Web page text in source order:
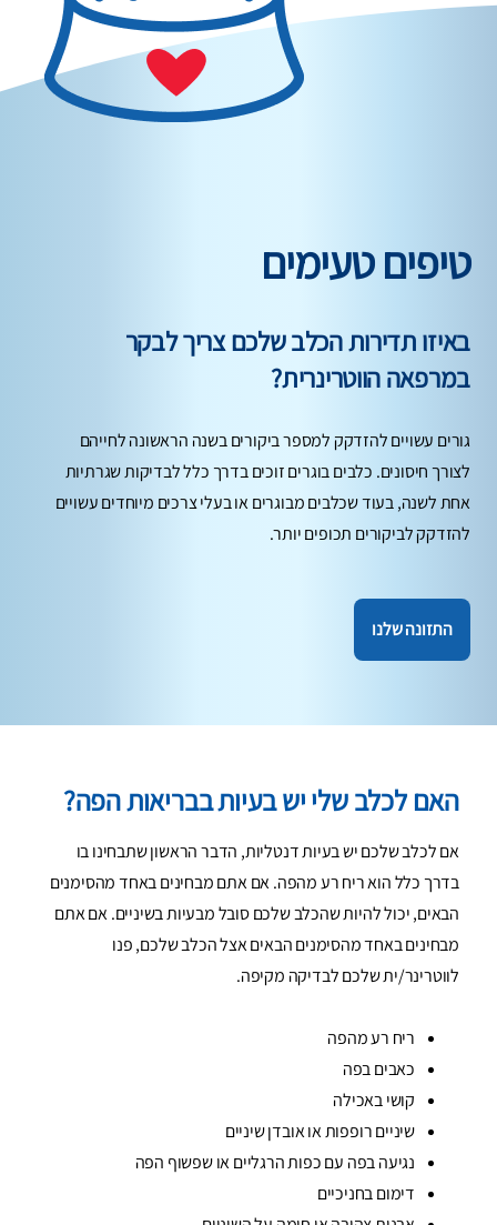
טיפים טעימים
באיזו תדירות הכלב שלכם צריך לבקר
במרפאה הווטרינרית?
גורים עשויים להזדקק למספר ביקורים בשנה הראשונה לחייהם
לצורך חיסונים. כלבים בוגרים זוכים בדרך כלל לבדיקות שגרתיות
אחת לשנה, בעוד שכלבים מבוגרים או בעלי צרכים מיוחדים עשויים
להזדקק לביקורים תכופים יותר.
התזונה שלנו
האם לכלב שלי יש בעיות בבריאות הפה?
אם לכלב שלכם יש בעיות דנטליות, הדבר הראשון שתבחינו בו
בדרך כלל הוא ריח רע מהפה. אם אתם מבחינים באחד מהסימנים
הבאים, יכול להיות שהכלב שלכם סובל מבעיות בשיניים. אם אתם
מבחינים באחד מהסימנים הבאים אצל הכלב שלכם, פנו
לווטרינר/ית שלכם לבדיקה מקיפה.
ריח רע מהפה
כאבים בפה
קושי באכילה
שיניים רופפות או אובדן שיניים
נגיעה בפה עם כפות הרגליים או שפשוף הפה
דימום בחניכיים